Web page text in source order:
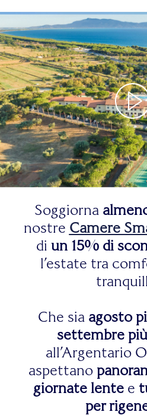
Soggiorna
nostre Camere
di un 15% di
l’estate tra
Che sia agosto
settembre
all’Argentario
aspettano
giornate lente e
per